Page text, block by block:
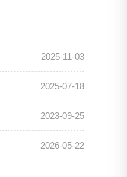
2025-11-03
2025-07-18
2023-09-25
2026-05-22